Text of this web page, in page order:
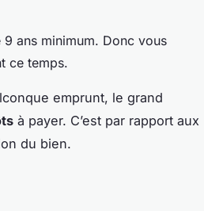
ans minimum. Donc vous
ce temps.
emprunt, le grand
à payer. C’est par rapport aux
du bien.